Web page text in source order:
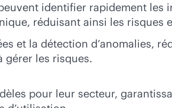
identifier rapidement
réduisant ainsi les risques
et la détection d’anomalies,
gérer les risques.
pour leur secteur,